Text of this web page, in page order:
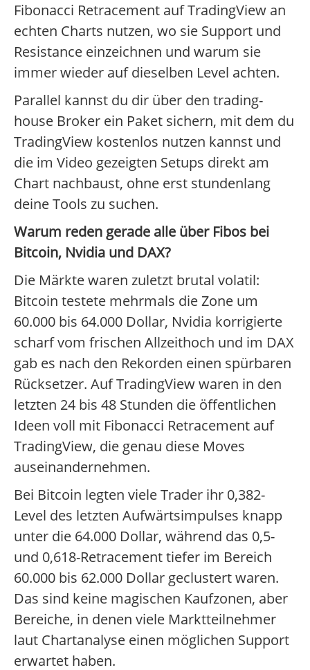
Fibonacci Retracement auf TradingView an
echten Charts nutzen, wo sie Support und
Resistance einzeichnen und warum sie
immer wieder auf dieselben Level achten.
Parallel kannst du dir über den trading-
house Broker ein Paket sichern, mit dem du
TradingView kostenlos nutzen kannst und
die im Video gezeigten Setups direkt am
Chart nachbaust, ohne erst stundenlang
deine Tools zu suchen.
Warum reden gerade alle über Fibos bei
Bitcoin, Nvidia und DAX?
Die Märkte waren zuletzt brutal volatil:
Bitcoin testete mehrmals die Zone um
60.000 bis 64.000 Dollar, Nvidia korrigierte
scharf vom frischen Allzeithoch und im DAX
gab es nach den Rekorden einen spürbaren
Rücksetzer. Auf TradingView waren in den
letzten 24 bis 48 Stunden die öffentlichen
Ideen voll mit Fibonacci Retracement auf
TradingView, die genau diese Moves
auseinandernehmen.
Bei Bitcoin legten viele Trader ihr 0,382-
Level des letzten Aufwärtsimpulses knapp
unter die 64.000 Dollar, während das 0,5-
und 0,618-Retracement tiefer im Bereich
60.000 bis 62.000 Dollar geclustert waren.
Das sind keine magischen Kaufzonen, aber
Bereiche, in denen viele Marktteilnehmer
laut Chartanalyse einen möglichen Support
erwartet haben.